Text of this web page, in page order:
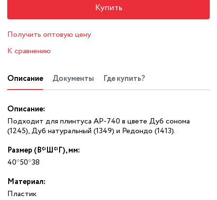
Купить
Получить оптовую цену
К сравнению
Описание Документы Где купить?
Описание:
Подходит для плинтуса АР-740 в цвете Дуб сонома
(1245), Дуб натуральный (1349) и Редондо (1413).
Размер (В*Ш*Г), мм:
40*50*38
Материал:
Пластик